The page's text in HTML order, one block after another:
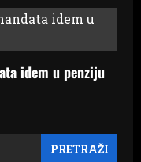
idem u penziju